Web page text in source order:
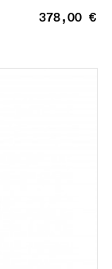
378,00 €